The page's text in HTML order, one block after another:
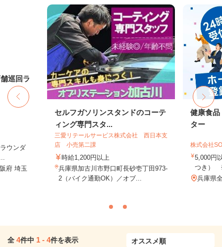
ウンダ
府 埼玉
セルフガソリンスタンドのコーテ
ィング専門スタ...
三愛リテールサービス株式会社 西日本支
店 小売第二課
時給1,200円以上
兵庫県加古川市野口町長砂壱丁田973-
2（バイク通勤OK）／オブ...
健康食品
ター
株式会社
5,000円
つき）
兵庫県
全 4件中 1 - 4件を表示